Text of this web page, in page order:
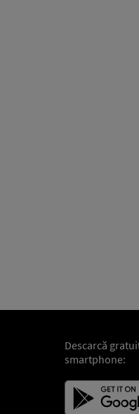
Descarcă
smartphone: